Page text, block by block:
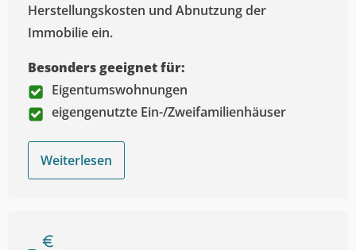
Herstellungskosten und Abnutzung der
Immobilie ein.
Besonders geeignet für:
Eigentumswohnungen
eigengenutzte Ein-/Zweifamilienhäuser
Weiterlesen